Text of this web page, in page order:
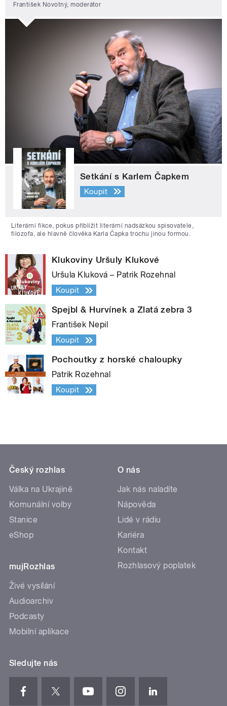
František Novotný, moderátor
Setkání s Karlem Čapkem
Koupit
Literární fikce, pokus přiblížit literární nadsázkou spisovatele,
filozofa, ale hlavně člověka Karla Čapka trochu jinou formou.
Klukoviny Uršuly Klukové
Uršula Kluková – Patrik Rozehnal
Koupit
Spejbl & Hurvínek a Zlatá zebra 3
František Nepil
Koupit
Pochoutky z horské chaloupky
Patrik Rozehnal
Koupit
Český rozhlas
Válka na Ukrajině
Komunální volby
Stanice
eShop
mujRozhlas
Živé vysílání
Audioarchiv
Podcasty
Mobilní aplikace
O nás
Jak nás naladíte
Nápověda
Lidé v rádiu
Kariéra
Kontakt
Rozhlasový poplatek
Sledujte nás